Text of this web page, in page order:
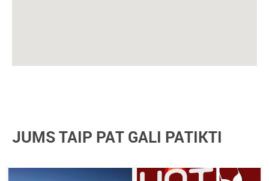
JUMS TAIP PAT GALI PATIKTI